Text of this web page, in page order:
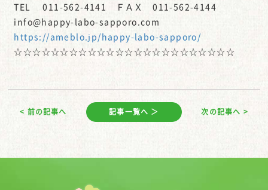
TEL 011-562-4141 ＦＡＸ 011-562-4144
info@happy-labo-sapporo.com
https://ameblo.jp/happy-labo-sapporo/
☆☆☆☆☆☆☆☆☆☆☆☆☆☆☆☆☆☆☆☆☆☆☆☆
< 前の記事へ 記事一覧へ ＞ 次の記事へ >